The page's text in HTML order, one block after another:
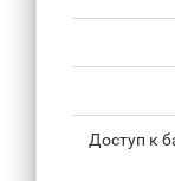
Доступ к